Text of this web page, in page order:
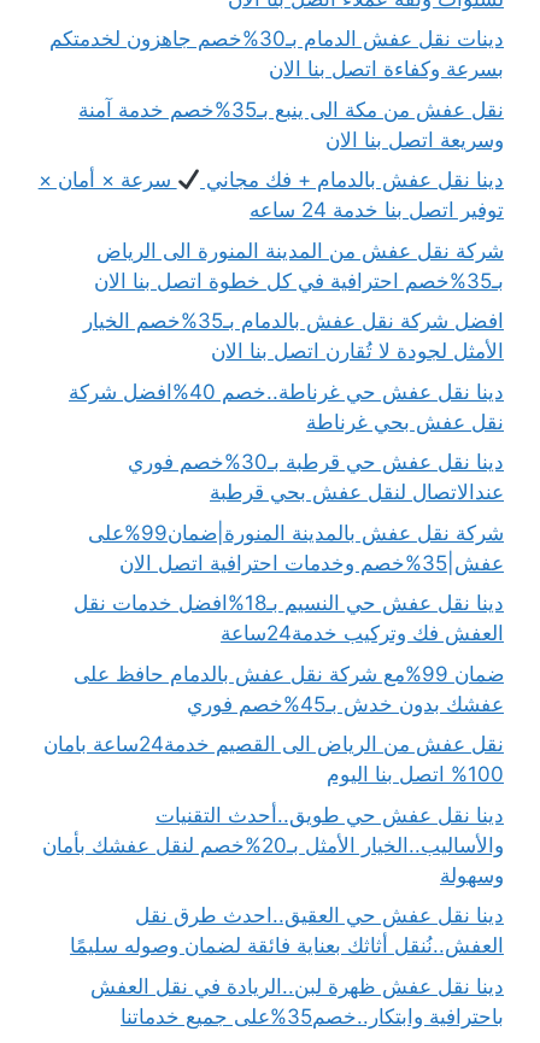
دينات نقل عفش الدمام بـ30%خصم جاهزون لخدمتكم
بسرعة وكفاءة اتصل بنا الان
نقل عفش من مكة الى ينبع بـ35%خصم خدمة آمنة
وسريعة اتصل بنا الان
دينا نقل عفش بالدمام + فك مجاني
سرعة × أمان ×
توفير اتصل بنا خدمة 24 ساعه
شركة نقل عفش من المدينة المنورة الى الرياض
بـ35%خصم احترافية في كل خطوة اتصل بنا الان
افضل شركة نقل عفش بالدمام بـ35%خصم الخيار
الأمثل لجودة لا تُقارن اتصل بنا الان
دينا نقل عفش حي غرناطة..خصم 40%افضل شركة
نقل عفش بحي غرناطة
دينا نقل عفش حي قرطبة بـ30%خصم فوري
عندالاتصال لنقل عفش بحي قرطبة
شركة نقل عفش بالمدينة المنورة|ضمان99%على
عفش|35%خصم وخدمات احترافية اتصل الان
دينا نقل عفش حي النسيم بـ18%افضل خدمات نقل
العفش فك وتركيب خدمة24ساعة
ضمان 99%مع شركة نقل عفش بالدمام حافظ على
عفشك بدون خدش بـ45%خصم فوري
نقل عفش من الرياض الى القصيم خدمة24ساعة بامان
100% اتصل بنا اليوم
دينا نقل عفش حي طويق..أحدث التقنيات
والأساليب..الخيار الأمثل بـ20%خصم لنقل عفشك بأمان
وسهولة
دينا نقل عفش حي العقيق..احدث طرق نقل
العفش..نُنقل أثاثك بعناية فائقة لضمان وصوله سليمًا
دينا نقل عفش ظهرة لبن..الريادة في نقل العفش
باحترافية وابتكار..خصم35%على جميع خدماتنا